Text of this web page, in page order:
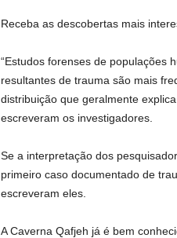
Receba as descobertas mais
“Estudos forenses de populações
resultantes de trauma são mais
distribuição que geralmente
escreveram os investigadores.
Se a interpretação dos
primeiro caso documentado de
escreveram eles.
A Caverna Qafjeh já é bem